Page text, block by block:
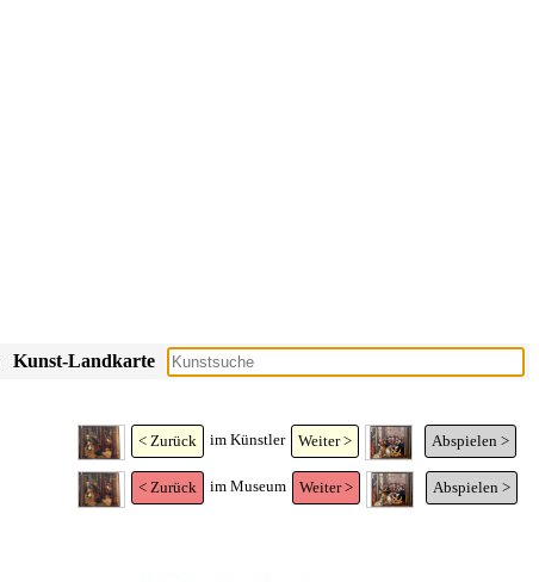
Kunst-Landkarte
< Zurück im Künstler Weiter > Abspielen >
< Zurück im Museum Weiter > Abspielen >